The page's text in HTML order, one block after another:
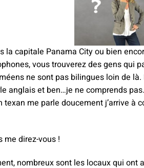
la capitale Panama City ou bien
vous trouverez des gens qui
ne sont pas bilingues loin de
anglais et ben…je ne comprends
texan me parle doucement j’arrive
me direz-vous !
nombreux sont les locaux qui ont